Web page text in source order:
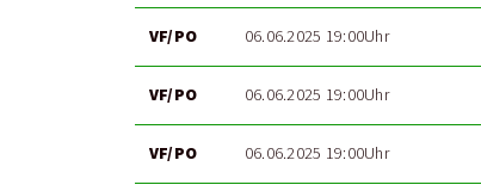
VF/PO 06.06.2025 19:00Uhr
VF/PO 06.06.2025 19:00Uhr
VF/PO 06.06.2025 19:00Uhr